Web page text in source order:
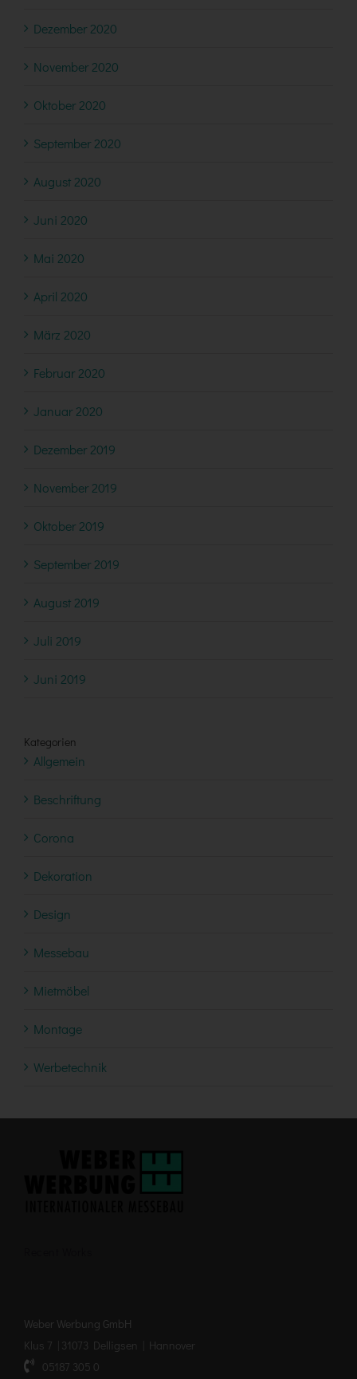
Dezember 2020
November 2020
Oktober 2020
September 2020
August 2020
Juni 2020
Mai 2020
April 2020
März 2020
Februar 2020
Januar 2020
Dezember 2019
November 2019
Oktober 2019
September 2019
August 2019
Juli 2019
Juni 2019
Kategorien
Allgemein
Beschriftung
Corona
Dekoration
Design
Messebau
Mietmöbel
Montage
Werbetechnik
Weber Werbung GmbH
Klus 7 | 31073 Delligsen | Hannover
05187 305 0